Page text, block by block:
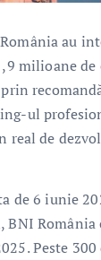
au
milioane de
ul
real de
de 6 iunie
BNI România
Peste 300